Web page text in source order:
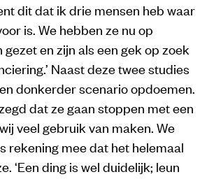
dit dat ik drie mensen heb waar
is. We hebben ze nu op
en zijn als een gek op zoek
Naast deze twee studies
donkerder scenario opdoemen.
dat ze gaan stoppen met een
veel gebruik van maken. We
rekening mee dat het helemaal
‘Een ding is wel duidelijk; leun